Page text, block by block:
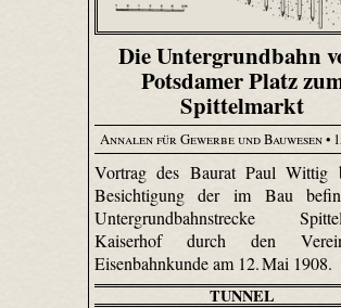
Die Untergrundbahn
Potsdamer Platz
Spittelmarkt
Annalen für Gewerbe und Bauwesen•
Vortrag des Baurat Paul Wittig
Besichtigung der im Bau
Untergrundbahnstrecke
Kaiserhof durch den
Eisenbahnkunde am 12. Mai 1908.
TUNNEL